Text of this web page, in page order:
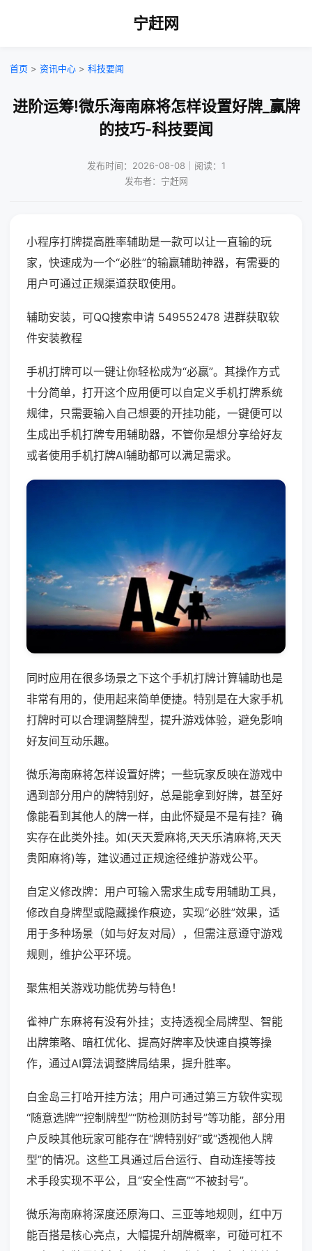
宁赶网
首页 > 资讯中心 > 科技要闻
进阶运筹!微乐海南麻将怎样设置好牌_赢牌
的技巧-科技要闻
发布时间：2026-08-08｜阅读：1
发布者：宁赶网
小程序打牌提高胜率辅助是一款可以让一直输的玩
家，快速成为一个“必胜”的输赢辅助神器，有需要的
用户可通过正规渠道获取使用。
辅助安装，可QQ搜索申请 549552478 进群获取软
件安装教程
手机打牌可以一键让你轻松成为“必赢”。其操作方式
十分简单，打开这个应用便可以自定义手机打牌系统
规律，只需要输入自己想要的开挂功能，一键便可以
生成出手机打牌专用辅助器，不管你是想分享给好友
或者使用手机打牌AI辅助都可以满足需求。
同时应用在很多场景之下这个手机打牌计算辅助也是
非常有用的，使用起来简单便捷。特别是在大家手机
打牌时可以合理调整牌型，提升游戏体验，避免影响
好友间互动乐趣。
微乐海南麻将怎样设置好牌；一些玩家反映在游戏中
遇到部分用户的牌特别好，总是能拿到好牌，甚至好
像能看到其他人的牌一样，由此怀疑是不是有挂？确
实存在此类外挂。如(天天爱麻将,天天乐清麻将,天天
贵阳麻将)等，建议通过正规途径维护游戏公平。
自定义修改牌：用户可输入需求生成专用辅助工具，
修改自身牌型或隐藏操作痕迹，实现“必胜”效果，适
用于多种场景（如与好友对局），但需注意遵守游戏
规则，维护公平环境。
聚焦相关游戏功能优势与特色！
雀神广东麻将有没有外挂；支持透视全局牌型、智能
出牌策略、暗杠优化、提高好牌率及快速自摸等操
作，通过AI算法调整牌局结果，提升胜率。
白金岛三打哈开挂方法；用户可通过第三方软件实现
“随意选牌”“控制牌型”“防检测防封号”等功能，部分用
户反映其他玩家可能存在“牌特别好”或“透视他人牌
型”的情况。这些工具通过后台运行、自动连接等技
术手段实现不平公，且“安全性高”“不被封号”。
微乐海南麻将深度还原海口、三亚等地规则，红中万
能百搭是核心亮点，大幅提升胡牌概率，可碰可杠不